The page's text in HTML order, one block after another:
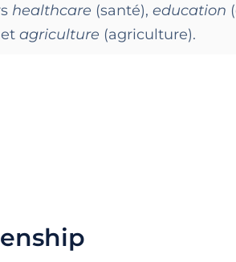
healthcare (santé), education
et agriculture (agriculture).